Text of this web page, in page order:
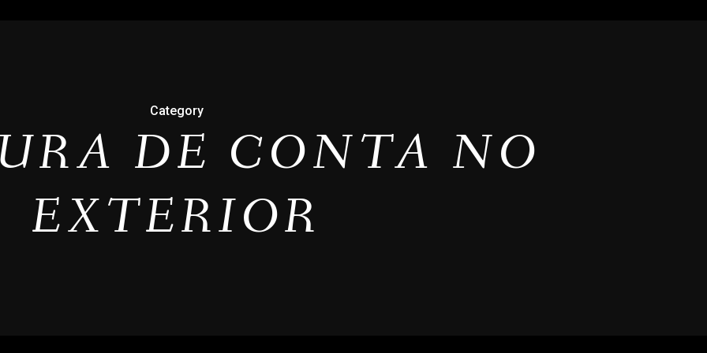
Category
DE CONTA NO
EXTERIOR